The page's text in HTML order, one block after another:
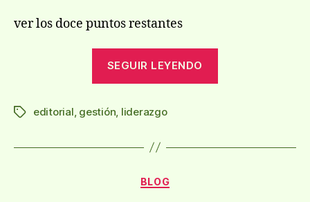
ver los doce puntos restantes
SEGUIR LEYENDO
las
Etiquetas
editorial gestión liderazgo
Categorías
BLOG